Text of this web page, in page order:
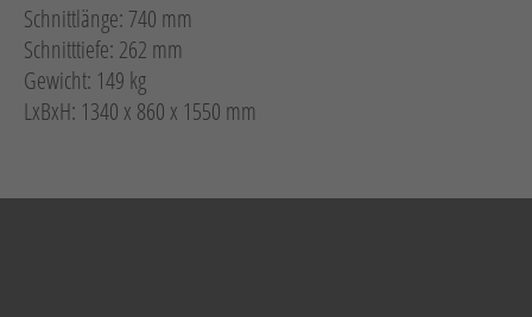
Schnittlänge: 740 mm
Schnitttiefe: 262 mm
Gewicht: 149 kg
LxBxH: 1340 x 860 x 1550 mm